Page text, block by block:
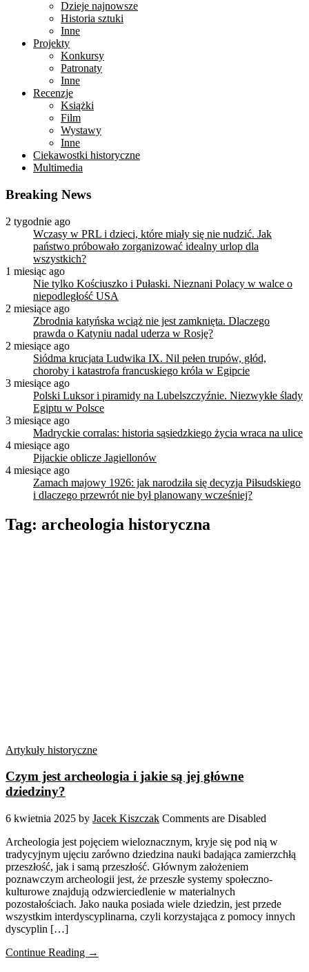
Dzieje najnowsze
Historia sztuki
Inne
Projekty
Konkursy
Patronaty
Inne
Recenzje
Książki
Film
Wystawy
Inne
Ciekawostki historyczne
Multimedia
Breaking News
2 tygodnie ago
Wczasy w PRL i dzieci, które miały się nie nudzić. Jak
państwo próbowało zorganizować idealny urlop dla
wszystkich?
1 miesiąc ago
Nie tylko Kościuszko i Pułaski. Nieznani Polacy w walce o
niepodległość USA
2 miesiące ago
Zbrodnia katyńska wciąż nie jest zamknięta. Dlaczego
prawda o Katyniu nadal uderza w Rosję?
2 miesiące ago
Siódma krucjata Ludwika IX. Nil pełen trupów, głód,
choroby i katastrofa francuskiego króla w Egipcie
3 miesiące ago
Polski Luksor i piramidy na Lubelszczyźnie. Niezwykłe ślady
Egiptu w Polsce
3 miesiące ago
Madryckie corralas: historia sąsiedzkiego życia wraca na ulice
4 miesiące ago
Pijackie oblicze Jagiellonów
4 miesiące ago
Zamach majowy 1926: jak narodziła się decyzja Piłsudskiego
i dlaczego przewrót nie był planowany wcześniej?
Tag: archeologia historyczna
Artykuły historyczne
Czym jest archeologia i jakie są jej główne
dziedziny?
6 kwietnia 2025 by Jacek Kiszczak Comments are Disabled
Archeologia jest pojęciem wieloznacznym, kryje się pod nią w
tradycyjnym ujęciu zarówno dziedzina nauki badająca zamierzchłą
przeszłość, jak i samą przeszłość. Głównym założeniem
poznawczym archeologii jest, że przeszłe systemy społeczno-
kulturowe znajdują odzwierciedlenie w materialnych
pozostałościach. Jako nauka posiada wiele dziedzin, jest przede
wszystkim interdyscyplinarna, czyli korzystająca z pomocy innych
dyscyplin […]
Continue Reading →